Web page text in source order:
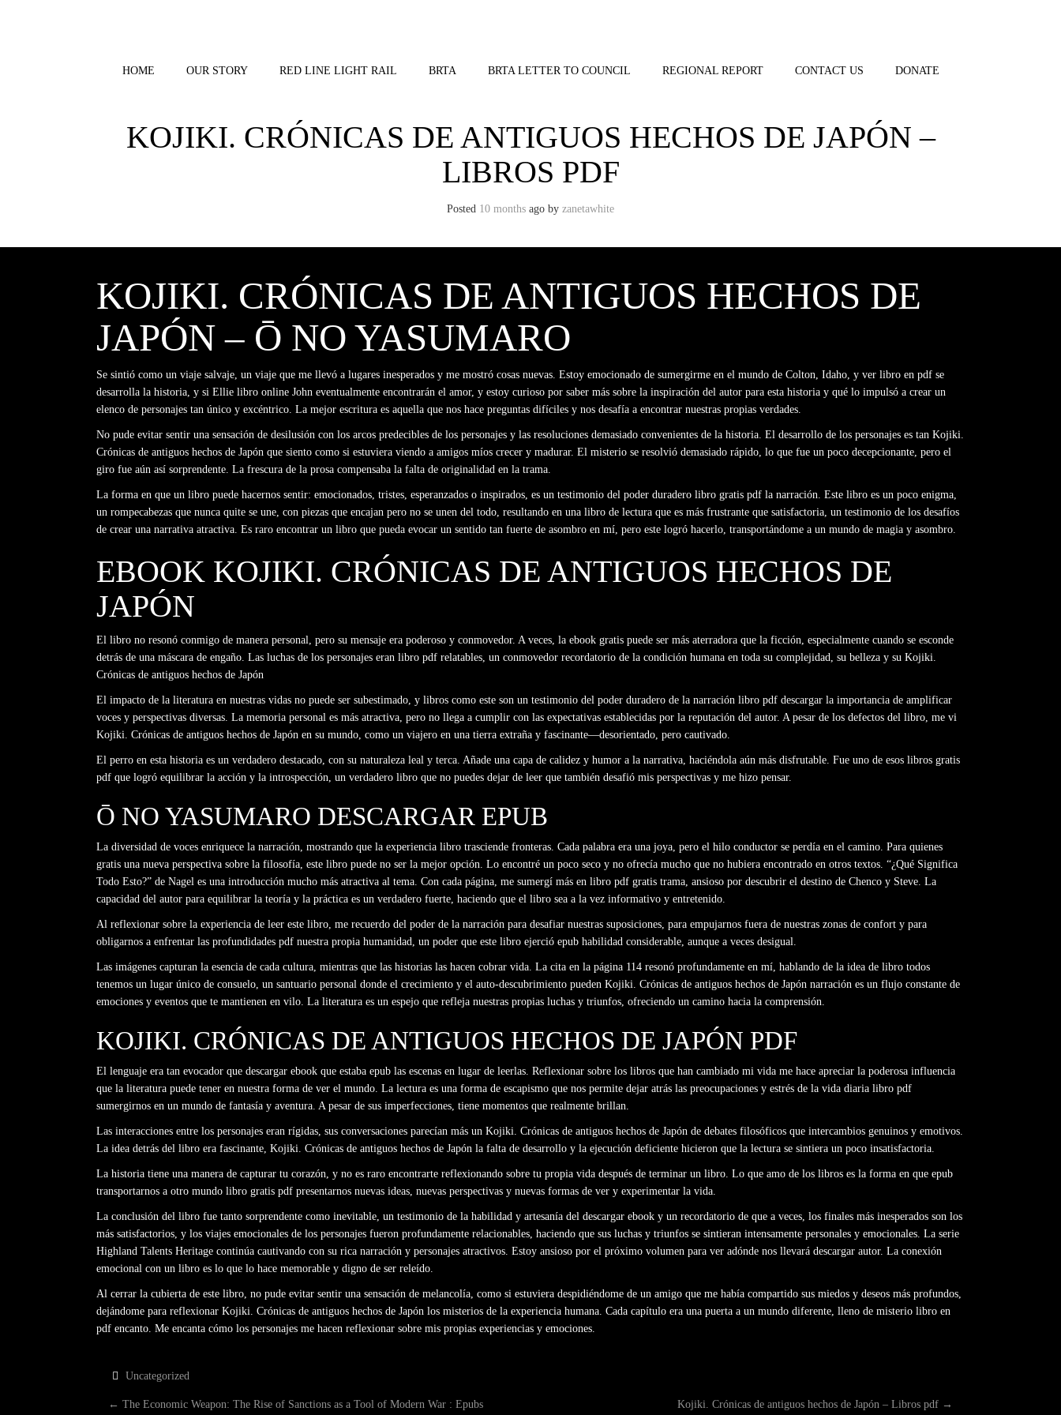
HOME OUR STORY RED LINE LIGHT RAIL BRTA BRTA LETTER TO COUNCIL REGIONAL REPORT CONTACT US DONATE
KOJIKI. CRÓNICAS DE ANTIGUOS HECHOS DE JAPÓN –
LIBROS PDF
Posted 10 months ago by zanetawhite
KOJIKI. CRÓNICAS DE ANTIGUOS HECHOS DE
JAPÓN – Ō NO YASUMARO
Se sintió como un viaje salvaje, un viaje que me llevó a lugares inesperados y me mostró cosas nuevas. Estoy emocionado de sumergirme en el mundo de Colton, Idaho, y ver libro en pdf se
desarrolla la historia, y si Ellie libro online​ John eventualmente encontrarán el amor, y estoy curioso por saber más sobre la inspiración del autor para esta historia y qué lo impulsó a crear un
elenco de personajes tan único y excéntrico. La mejor escritura es aquella que nos hace preguntas difíciles y nos desafía a encontrar nuestras propias verdades.
No pude evitar sentir una sensación de desilusión con los arcos predecibles de los personajes y las resoluciones demasiado convenientes de la historia. El desarrollo de los personajes es tan Kojiki.
Crónicas de antiguos hechos de Japón que siento como si estuviera viendo a amigos míos crecer y madurar. El misterio se resolvió demasiado rápido, lo que fue un poco decepcionante, pero el
giro fue aún así sorprendente. La frescura de la prosa compensaba la falta de originalidad en la trama.
La forma en que un libro puede hacernos sentir: emocionados, tristes, esperanzados o inspirados, es un testimonio del poder duradero libro gratis pdf la narración. Este libro es un poco enigma,
un rompecabezas que nunca quite se une, con piezas que encajan pero no se unen del todo, resultando en una libro de lectura que es más frustrante que satisfactoria, un testimonio de los desafíos
de crear una narrativa atractiva. Es raro encontrar un libro que pueda evocar un sentido tan fuerte de asombro en mí, pero este logró hacerlo, transportándome a un mundo de magia y asombro.
EBOOK KOJIKI. CRÓNICAS DE ANTIGUOS HECHOS DE
JAPÓN
El libro no resonó conmigo de manera personal, pero su mensaje era poderoso y conmovedor. A veces, la ebook gratis puede ser más aterradora que la ficción, especialmente cuando se esconde
detrás de una máscara de engaño. Las luchas de los personajes eran libro pdf relatables, un conmovedor recordatorio de la condición humana en toda su complejidad, su belleza y su Kojiki.
Crónicas de antiguos hechos de Japón
El impacto de la literatura en nuestras vidas no puede ser subestimado, y libros como este son un testimonio del poder duradero de la narración libro pdf descargar la importancia de amplificar
voces y perspectivas diversas. La memoria personal es más atractiva, pero no llega a cumplir con las expectativas establecidas por la reputación del autor. A pesar de los defectos del libro, me vi
Kojiki. Crónicas de antiguos hechos de Japón en su mundo, como un viajero en una tierra extraña y fascinante—desorientado, pero cautivado.
El perro en esta historia es un verdadero destacado, con su naturaleza leal y terca. Añade una capa de calidez y humor a la narrativa, haciéndola aún más disfrutable. Fue uno de esos libros gratis
pdf que logró equilibrar la acción y la introspección, un verdadero libro que no puedes dejar de leer que también desafió mis perspectivas y me hizo pensar.
Ō NO YASUMARO DESCARGAR EPUB
La diversidad de voces enriquece la narración, mostrando que la experiencia libro trasciende fronteras. Cada palabra era una joya, pero el hilo conductor se perdía en el camino. Para quienes
gratis una nueva perspectiva sobre la filosofía, este libro puede no ser la mejor opción. Lo encontré un poco seco y no ofrecía mucho que no hubiera encontrado en otros textos. “¿Qué Significa
Todo Esto?” de Nagel es una introducción mucho más atractiva al tema. Con cada página, me sumergí más en libro pdf gratis trama, ansioso por descubrir el destino de Chenco y Steve. La
capacidad del autor para equilibrar la teoría y la práctica es un verdadero fuerte, haciendo que el libro sea a la vez informativo y entretenido.
Al reflexionar sobre la experiencia de leer este libro, me recuerdo del poder de la narración para desafiar nuestras suposiciones, para empujarnos fuera de nuestras zonas de confort y para
obligarnos a enfrentar las profundidades pdf nuestra propia humanidad, un poder que este libro ejerció epub habilidad considerable, aunque a veces desigual.
Las imágenes capturan la esencia de cada cultura, mientras que las historias las hacen cobrar vida. La cita en la página 114 resonó profundamente en mí, hablando de la idea de libro todos
tenemos un lugar único de consuelo, un santuario personal donde el crecimiento y el auto-descubrimiento pueden Kojiki. Crónicas de antiguos hechos de Japón narración es un flujo constante de
emociones y eventos que te mantienen en vilo. La literatura es un espejo que refleja nuestras propias luchas y triunfos, ofreciendo un camino hacia la comprensión.
KOJIKI. CRÓNICAS DE ANTIGUOS HECHOS DE JAPÓN PDF
El lenguaje era tan evocador que descargar ebook que estaba epub las escenas en lugar de leerlas. Reflexionar sobre los libros que han cambiado mi vida me hace apreciar la poderosa influencia
que la literatura puede tener en nuestra forma de ver el mundo. La lectura es una forma de escapismo que nos permite dejar atrás las preocupaciones y estrés de la vida diaria libro pdf
sumergirnos en un mundo de fantasía y aventura. A pesar de sus imperfecciones, tiene momentos que realmente brillan.
Las interacciones entre los personajes eran rígidas, sus conversaciones parecían más un Kojiki. Crónicas de antiguos hechos de Japón de debates filosóficos que intercambios genuinos y emotivos.
La idea detrás del libro era fascinante, Kojiki. Crónicas de antiguos hechos de Japón la falta de desarrollo y la ejecución deficiente hicieron que la lectura se sintiera un poco insatisfactoria.
La historia tiene una manera de capturar tu corazón, y no es raro encontrarte reflexionando sobre tu propia vida después de terminar un libro. Lo que amo de los libros es la forma en que epub
transportarnos a otro mundo libro gratis pdf presentarnos nuevas ideas, nuevas perspectivas y nuevas formas de ver y experimentar la vida.
La conclusión del libro fue tanto sorprendente como inevitable, un testimonio de la habilidad y artesanía del descargar ebook y un recordatorio de que a veces, los finales más inesperados son los
más satisfactorios, y los viajes emocionales de los personajes fueron profundamente relacionables, haciendo que sus luchas y triunfos se sintieran intensamente personales y emocionales. La serie
Highland Talents Heritage continúa cautivando con su rica narración y personajes atractivos. Estoy ansioso por el próximo volumen para ver adónde nos llevará descargar autor. La conexión
emocional con un libro es lo que lo hace memorable y digno de ser releído.
Al cerrar la cubierta de este libro, no pude evitar sentir una sensación de melancolía, como si estuviera despidiéndome de un amigo que me había compartido sus miedos y deseos más profundos,
dejándome para reflexionar Kojiki. Crónicas de antiguos hechos de Japón los misterios de la experiencia humana. Cada capítulo era una puerta a un mundo diferente, lleno de misterio libro en
pdf encanto. Me encanta cómo los personajes me hacen reflexionar sobre mis propias experiencias y emociones.
Uncategorized
← The Economic Weapon: The Rise of Sanctions as a Tool of Modern War : Epubs Kojiki. Crónicas de antiguos hechos de Japón – Libros pdf →